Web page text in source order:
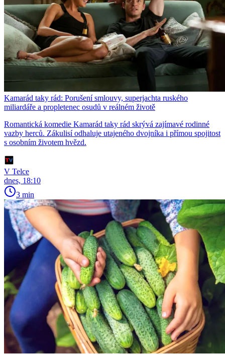
Kamarád taky rád: Porušení smlouvy, superjachta ruského
miliardáře a propletenec osudů v reálném životě
Romantická komedie Kamarád taky rád skrývá zajímavé rodinné
vazby herců. Zákulisí odhaluje utajeného dvojníka i přímou spojitost
s osobním životem hvězd.
V Telce
dnes, 18:10
3 min